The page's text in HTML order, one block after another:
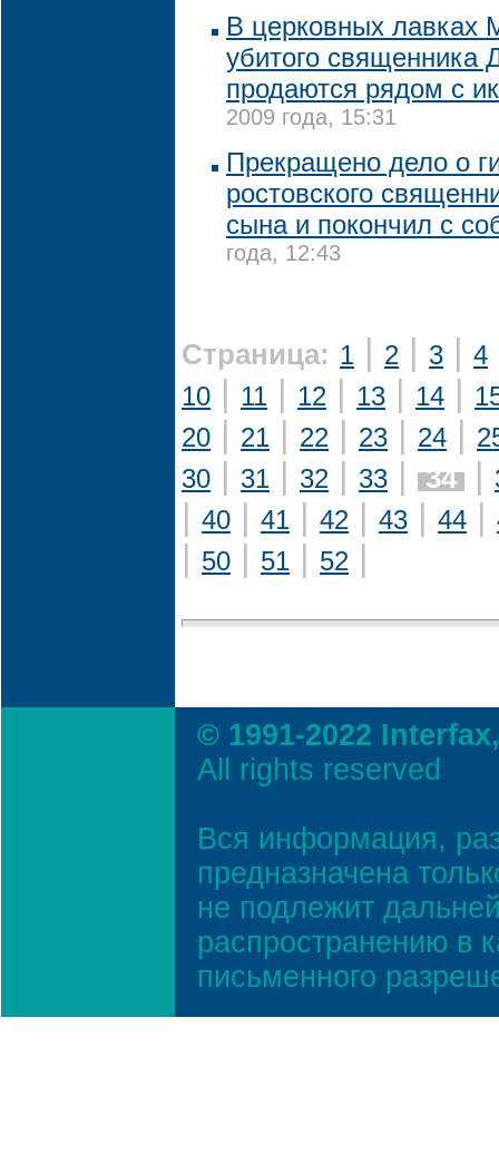
В церковных лавках
убитого священника
продаются рядом с
2009 года, 15:31
Прекращено дело о
ростовского
сына и покончил с
года, 12:43
Страница: 1 2 3 4
10 11 12 13 14
20
21 22 23 24
30
31 32 33 34
40 41 42 43 44
50 51 52
© 1991-2022
All rights reserved
Вся информация,
предназначена
не подлежит
распространению в
письменного